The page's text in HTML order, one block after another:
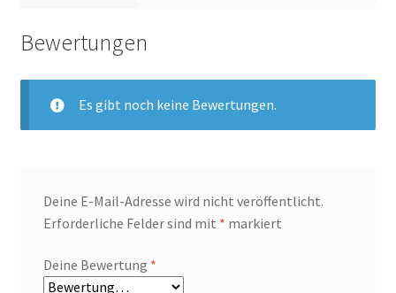
Bewertungen
Es gibt noch keine Bewertungen.
Deine E-Mail-Adresse wird nicht veröffentlicht.
Erforderliche Felder sind mit * markiert
Deine Bewertung *